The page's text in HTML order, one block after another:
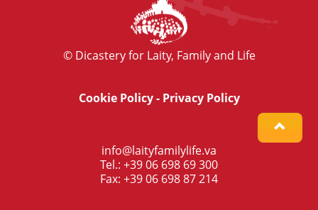
© Dicastery for Laity, Family and Life
Cookie Policy- Privacy Policy
info@laityfamilylife.va
Tel.: +39 06 698 69 300
Fax: +39 06 698 87 214